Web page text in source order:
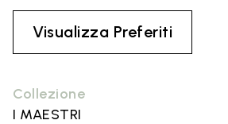
Collezione
I MAESTRI
Visualizza Preferiti